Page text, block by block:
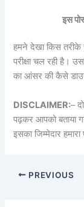
इस
हमने देखा किस तरीके
परीक्षा चल रही है।
का आंसर की कैसे
DISCLAIMER:–
पढ़कर आपको बताया
इसका जिम्मेदार
PREVIOUS